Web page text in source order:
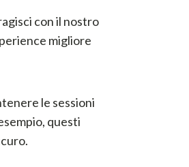
con il nostro
migliore
le sessioni
questi